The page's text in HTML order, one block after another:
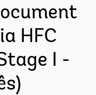
HFC
I -